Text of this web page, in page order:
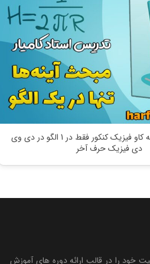
تدریس مبحث آینه کاو فیزیک کنکور فقط در 1 الگو در دی وی
دی فیزیک حرف آخر
خود را در قالب ارائه دوره های آموزش